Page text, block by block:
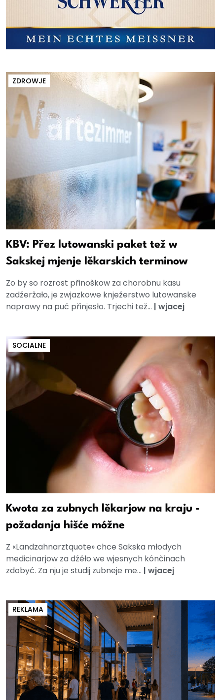
ZDROWJE
KBV: Přez lutowanski paket tež w
Sakskej mjenje lěkarskich terminow
Zo by so rozrost přinoškow za chorobnu kasu
zadźeržało, je zwjazkowe knježerstwo lutowanske
naprawy na puć přinjesło. Trjechi tež... | wjacej
SOCIALNE
Kwota za zubnych lěkarjow na kraju -
požadanja hišće móžne
Z «Landzahnarztquote» chce Sakska młodych
medicinarjow za dźěło we wjesnych kónčinach
zdobyć. Za nju je studij zubneje me... | wjacej
REKLAMA